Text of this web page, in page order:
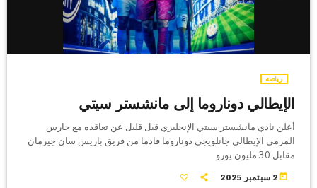
رياضة
الإيطالي دوناروما إلى مانشستر سيتي
أعلن نادي مانشستر سيتي الإنجليزي قبل قليل عن تعاقده مع حارس
المرمى الإيطالي جانلويجي دوناروما قادما من فريق باريس سان جيرمان
مقابل 30 مليون يورو
today 2 سبتمبر 2025